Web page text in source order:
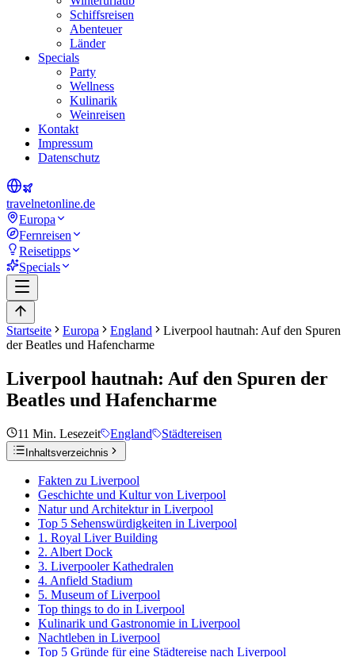
Schiffsreisen
Abenteuer
Länder
Specials
Party
Wellness
Kulinarik
Weinreisen
Kontakt
Impressum
Datenschutz
travelnetonline.de
Europa
Fernreisen
Reisetipps
Specials
Startseite Europa England
Liverpool hautnah: Auf den Spuren
der Beatles und Hafencharme
Liverpool hautnah: Auf den Spuren der
Beatles und Hafencharme
11 Min. Lesezeit England Städtereisen
Inhaltsverzeichnis
Fakten zu Liverpool
Geschichte und Kultur von Liverpool
Natur und Architektur in Liverpool
Top 5 Sehenswürdigkeiten in Liverpool
1. Royal Liver Building
2. Albert Dock
3. Liverpooler Kathedralen
4. Anfield Stadium
5. Museum of Liverpool
Top things to do in Liverpool
Kulinarik und Gastronomie in Liverpool
Nachtleben in Liverpool
Top 5 Gründe für eine Städtereise nach Liverpool